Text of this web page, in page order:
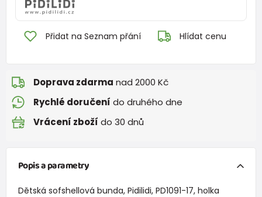
Přidat na Seznam přání Hlídat cenu
Doprava zdarma nad 2000 Kč
Rychlé doručení do druhého dne
Vrácení zboží do 30 dnů
Popis a parametry
Dětská sofshellová bunda, Pidilidi, PD1091-17, holka